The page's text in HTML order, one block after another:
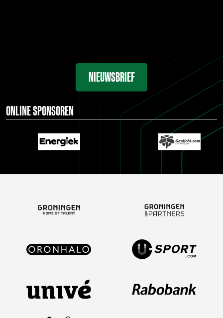
NIEUWSBRIEF
ONLINE SPONSOREN